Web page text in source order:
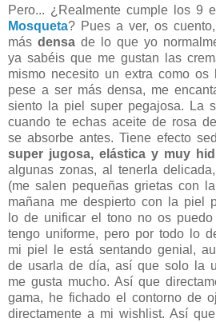
Pero... ¿Realmente cumple los 9
Mosqueta? Pues a ver, os
más densa de lo que yo
ya sabéis que me gustan las
mismo necesito un extra como os
pese a ser más densa, me
siento la piel super pegajosa. La
cuando te echas aceite de rosa
se absorbe antes. Tiene efecto
super jugosa, elástica y muy
algunas zonas, al tenerla
(me salen pequeñas grietas con
mañana me despierto con la piel
lo de unificar el tono no os
tengo uniforme, pero por todo lo
mi piel le está sentando genial,
de usarla de día, así que solo la
me gusta mucho. Así que
gama, he fichado el contorno de
directamente a mi wishlist. Así